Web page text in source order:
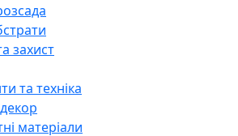
захист
та техніка
матеріали